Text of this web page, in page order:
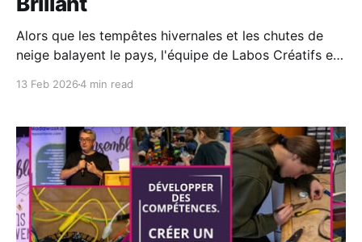
Alors que les tempêtes hivernales et les chutes de
neige balayent le pays, l'équipe de Labos Créatifs est
13 Feb 20264 min read